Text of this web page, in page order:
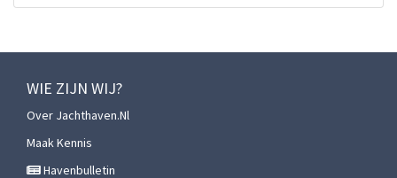
WIE ZIJN WIJ?
Over Jachthaven.nl
Maak Kennis
Havenbulletin